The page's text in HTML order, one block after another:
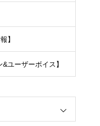
】
ユーザーボイス】